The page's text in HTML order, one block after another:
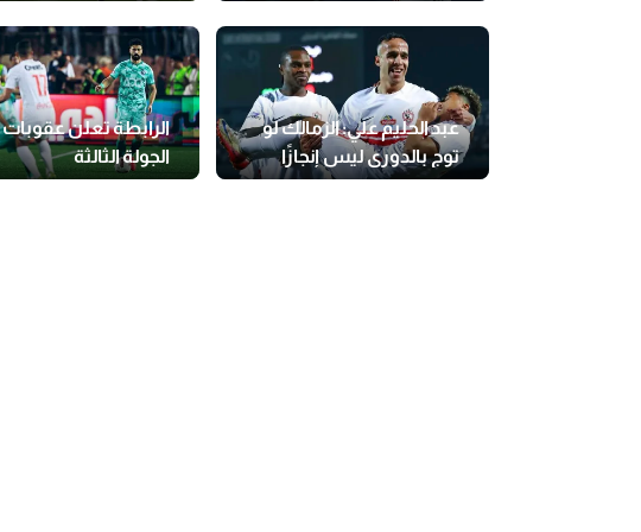
الأفضل في مصر
في الحر والأهلي بليل"
عبد الحليم علي: الزمالك لو
توج بالدوري ليس إنجازًا
الرابطة تعلن عقوبات
الجولة الثالثة